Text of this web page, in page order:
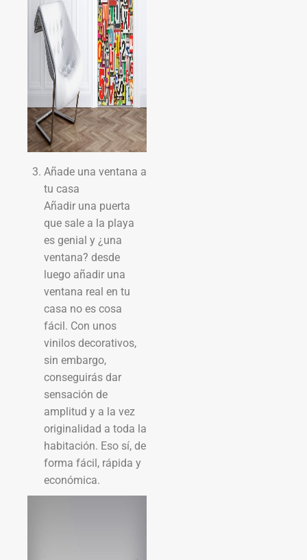
Añade una ventana a
tu casa
Añadir una puerta
que sale a la playa
es genial y ¿una
ventana? desde
luego añadir una
ventana real en tu
casa no es cosa
fácil. Con unos
vinilos decorativos,
sin embargo,
conseguirás dar
sensación de
amplitud y a la vez
originalidad a toda la
habitación. Eso sí, de
forma fácil, rápida y
económica.